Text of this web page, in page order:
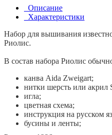
Описание
Характеристики
Набор для вышивания
Риолис.
В состав набора Риолис
канва Aida Zweigart;
нитки шерсть или акрил
игла;
цветная схема;
инструкция на русском
бусины и ленты;